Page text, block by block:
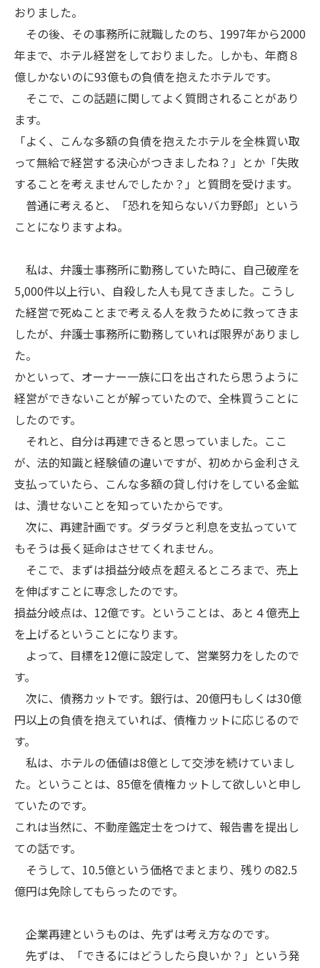
おりました。
その後、その事務所に就職したのち、1997年から2000
年まで、ホテル経営をしておりました。しかも、年商８
億しかないのに93億もの負債を抱えたホテルです。
そこで、この話題に関してよく質問されることがあり
ます。
「よく、こんな多額の負債を抱えたホテルを全株買い取
って無給で経営する決心がつきましたね？」とか「失敗
することを考えませんでしたか？」と質問を受けます。
普通に考えると、「恐れを知らないバカ野郎」という
ことになりますよね。
私は、弁護士事務所に勤務していた時に、自己破産を
5,000件以上行い、自殺した人も見てきました。こうし
た経営で死ぬことまで考える人を救うために救ってきま
したが、弁護士事務所に勤務していれば限界がありまし
た。
かといって、オーナー一族に口を出されたら思うように
経営ができないことが解っていたので、全株買うことに
したのです。
それと、自分は再建できると思っていました。ここ
が、法的知識と経験値の違いですが、初めから金利さえ
支払っていたら、こんな多額の貸し付けをしている金鉱
は、潰せないことを知っていたからです。
次に、再建計画です。ダラダラと利息を支払っていて
もそうは長く延命はさせてくれません。
そこで、まずは損益分岐点を超えるところまで、売上
を伸ばすことに専念したのです。
損益分岐点は、12億です。ということは、あと４億売上
を上げるということになります。
よって、目標を12億に設定して、営業努力をしたので
す。
次に、債務カットです。銀行は、20億円もしくは30億
円以上の負債を抱えていれば、債権カットに応じるので
す。
私は、ホテルの価値は8億として交渉を続けていまし
た。ということは、85億を債権カットして欲しいと申し
ていたのです。
これは当然に、不動産鑑定士をつけて、報告書を提出し
ての話です。
そうして、10.5億という価格でまとまり、残りの82.5
億円は免除してもらったのです。
企業再建というものは、先ずは考え方なのです。
先ずは、「できるにはどうしたら良いか？」という発